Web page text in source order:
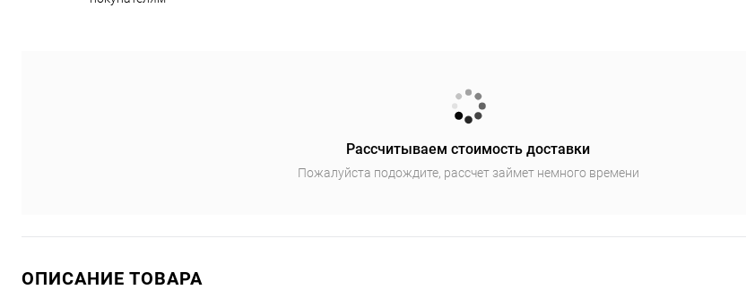
Рассчитываем стоимость доставки
Пожалуйста подождите, рассчет займет немного времени
ОПИСАНИЕ ТОВАРА